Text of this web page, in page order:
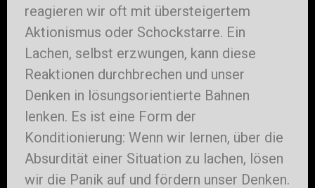
reagieren wir oft mit übersteigertem
Aktionismus oder Schockstarre. Ein
Lachen, selbst erzwungen, kann diese
Reaktionen durchbrechen und unser
Denken in lösungsorientierte Bahnen
lenken. Es ist eine Form der
Konditionierung: Wenn wir lernen, über die
Absurdität einer Situation zu lachen, lösen
wir die Panik auf und fördern unser Denken.